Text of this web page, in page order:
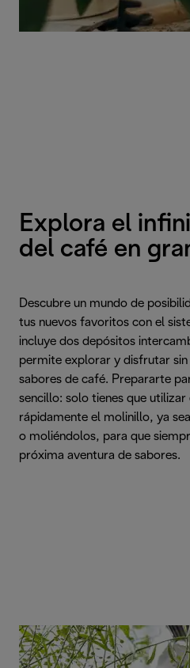
Explora el
del café en
Descubre un mundo de
tus nuevos favoritos con el
incluye dos depósitos
permite explorar y disfrutar
sabores de café. Prepararte
sencillo: solo tienes que
rápidamente el molinillo, ya
o moliéndolos, para que
próxima aventura de sabores.